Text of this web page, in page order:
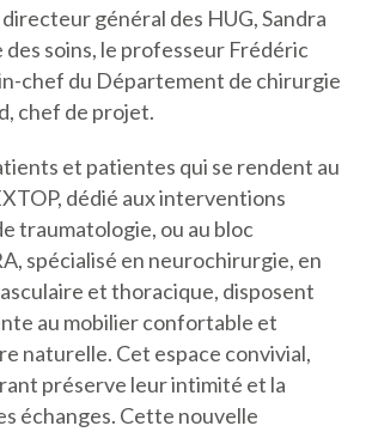
général des HUG, Sandra
soins, le professeur Frédéric
chef du Département de chirurgie
chef de projet.
et patientes qui se rendent au
dédié aux interventions
traumatologie, ou au bloc
spécialisé en neurochirurgie, en
et thoracique, disposent
au mobilier confortable et
naturelle. Cet espace convivial,
préserve leur intimité et la
échanges. Cette nouvelle